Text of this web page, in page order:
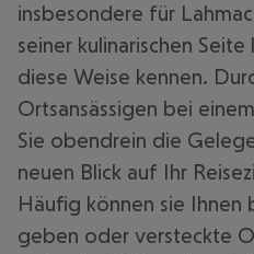
insbesondere für
seiner kulinarischen
diese Weise kennen.
Ortsansässigen bei
Sie obendrein die
neuen Blick auf Ihr
Häufig können sie Ihnen
geben oder versteckte